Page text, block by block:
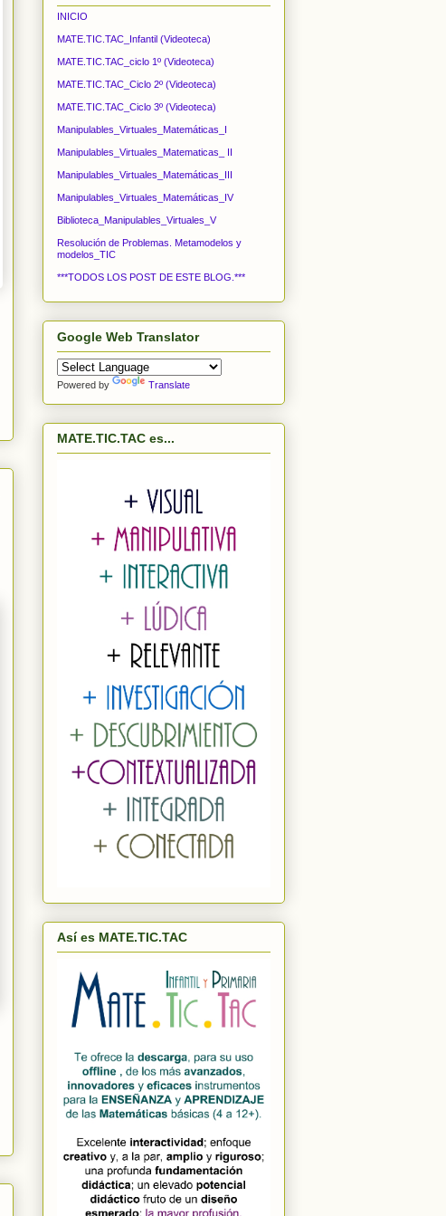
INICIO
MATE.TIC.TAC_Infantil (Videoteca)
MATE.TIC.TAC_ciclo 1º (Videoteca)
MATE.TIC.TAC_Ciclo 2º (Videoteca)
MATE.TIC.TAC_Ciclo 3º (Videoteca)
Manipulables_Virtuales_Matemáticas_I
Manipulables_Virtuales_Matematicas_ II
Manipulables_Virtuales_Matemáticas_III
Manipulables_Virtuales_Matemáticas_IV
Biblioteca_Manipulables_Virtuales_V
Resolución de Problemas. Metamodelos y
modelos_TIC
***TODOS LOS POST DE ESTE BLOG.***
Google Web Translator
Powered by Translate
MATE.TIC.TAC es...
Así es MATE.TIC.TAC